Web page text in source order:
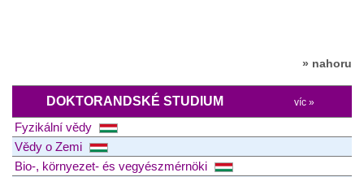
» nahoru
DOKTORANDSKÉ STUDIUM víc »
Fyzikální vědy
Vědy o Zemi
Bio-, környezet- és vegyészmérnöki